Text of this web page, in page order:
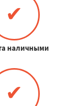
✔
наличными
✔